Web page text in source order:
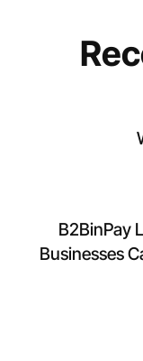
B2BinPay
Businesses